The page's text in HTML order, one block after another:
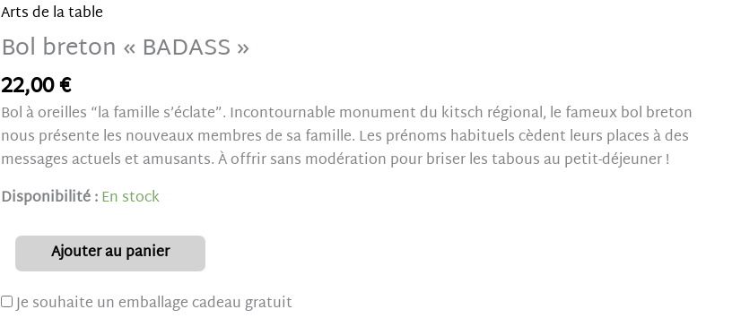
Arts de la table
Bol breton « BADASS »
22,00€
Bol à oreilles “la famille s’éclate”. Incontournable monument du kitsch régional, le fameux bol breton
nous présente les nouveaux membres de sa famille. Les prénoms habituels cèdent leurs places à des
messages actuels et amusants. À offrir sans modération pour briser les tabous au petit-déjeuner !
Disponibilité :En stock
Bol
breton
Ajouter au panier
Je souhaite un emballage cadeau gratuit